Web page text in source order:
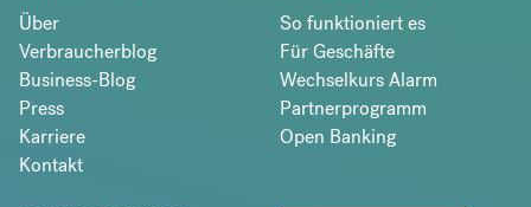
Über
Verbraucherblog
Business-Blog
Press
Karriere
Kontakt
So funktioniert es
Für Geschäfte
Wechselkurs Alarm
Partnerprogramm
Open Banking